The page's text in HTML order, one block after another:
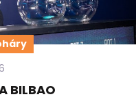
BILBAO